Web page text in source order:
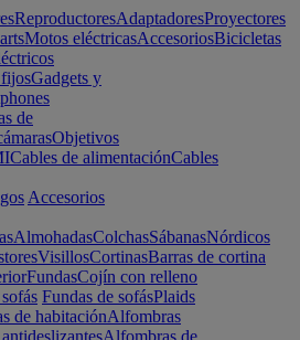
ReproductoresAdaptadoresProyectores
Motos eléctricasAccesoriosBicicletas
Gadgets y
de
Objetivos
Cables de alimentaciónCables
Accesorios
AlmohadasColchasSábanasNórdicos
VisillosCortinasBarras de cortina
FundasCojín con relleno
Fundas de sofásPlaids
de habitaciónAlfombras
Alfombras de